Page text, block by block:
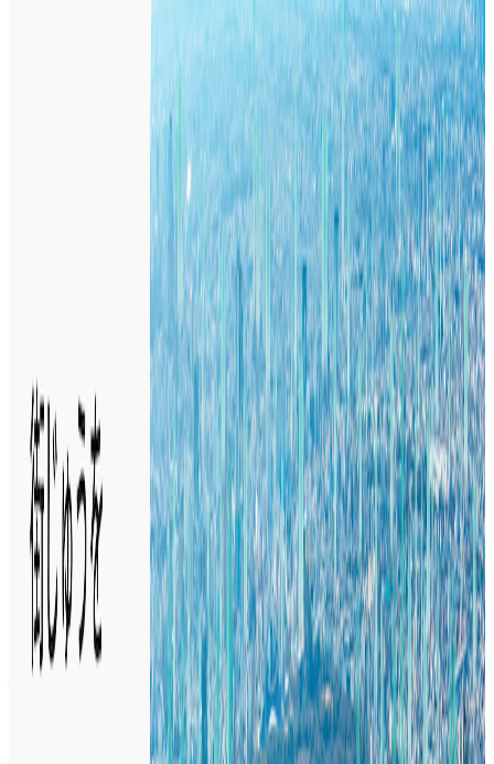
非上場（自己資金）
LINE WORKS株式会社
LINE WORKS Vision
LINE WORKS VisionはLINE WORKS株式会社が提供するクラ
ウド型映像録画サービスです。防犯・見守り・遠隔監視の機
能を備え、小売・教育・建設・介護などの現場での利用に対
応しています。高画質映像をPCやスマートフォンで確認す
る機能とモーション検知機能を搭載しています。
BtoB0→1（プロダクト立ち上げ）
募集中の求人情報
プロジェクトマネージャー／AIプロダクト
東京都 渋谷区
正社員
気になる 詳細を見る
ミドルステージ
株式会社Luup